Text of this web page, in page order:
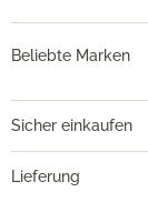
Beliebte Marken
Sicher einkaufen
Lieferung